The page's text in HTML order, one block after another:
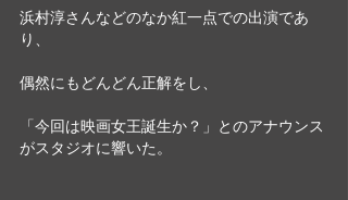
浜村淳さんなどのなか紅一点での出演であ
り、
偶然にもどんどん正解をし、
「今回は映画女王誕生か？」とのアナウンス
がスタジオに響いた。